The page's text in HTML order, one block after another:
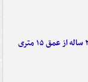
نجات معجزه‌آسای کارگر ۲۲ ساله از عمق ۱۵ متری